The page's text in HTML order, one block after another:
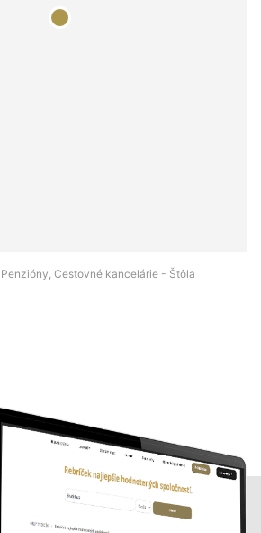
Cestovné kancelárie - Štôla